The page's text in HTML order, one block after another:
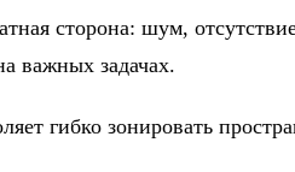
сторона: шум,
важных задачах.
гибко зонировать